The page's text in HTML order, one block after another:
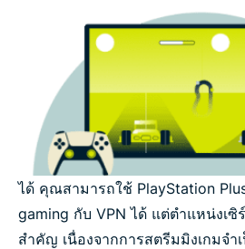
ได้ คุณสามารถใช้ PlayStation
gaming กับ VPN ได้ แต่ตำแหน่งเซิร์
สำคัญ เนื่องจากการสตรีมมิงเกมจำ